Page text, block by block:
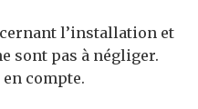
l’installation et
sont pas à négliger.
compte.